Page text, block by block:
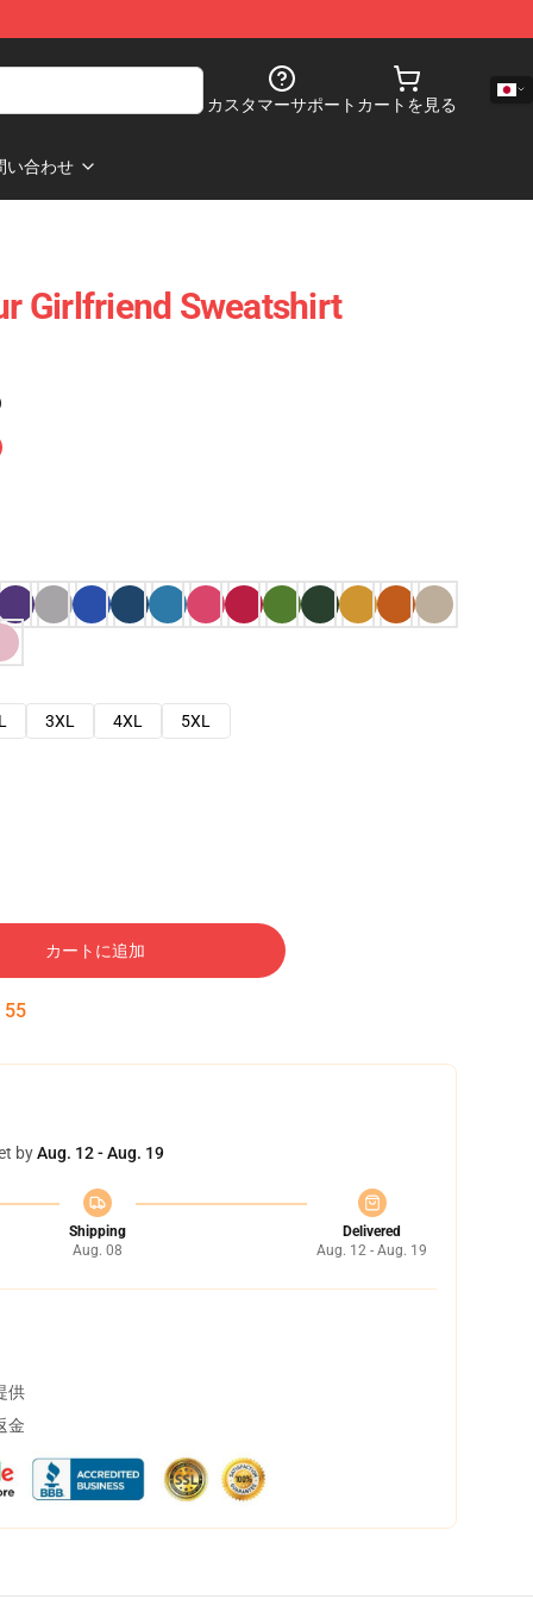
カスタマーサポート カートを見る
い合わせ
Girlfriend Sweatshirt
3XL 4XL
5XL
カートに追加
54
byAug. 12 - Aug. 19
Shipping
Aug. 08
Delivered
Aug. 12 - Aug. 19
供
金